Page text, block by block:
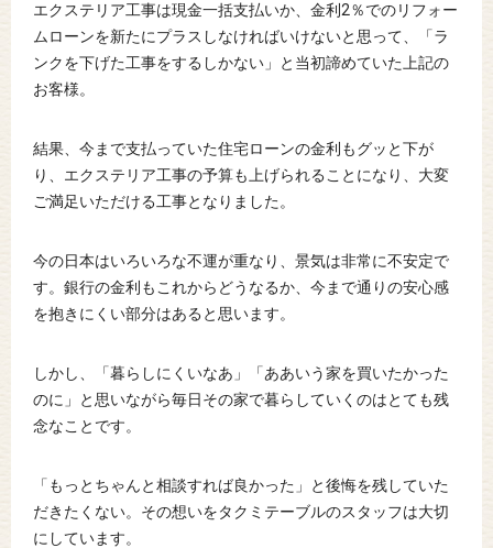
エクステリア工事は現金一括支払いか、金利2％でのリフォー
ムローンを新たにプラスしなければいけないと思って、「ラ
ンクを下げた工事をするしかない」と当初諦めていた上記の
お客様。
結果、今まで支払っていた住宅ローンの金利もグッと下が
り、エクステリア工事の予算も上げられることになり、大変
ご満足いただける工事となりました。
今の日本はいろいろな不運が重なり、景気は非常に不安定で
す。銀行の金利もこれからどうなるか、今まで通りの安心感
を抱きにくい部分はあると思います。
しかし、「暮らしにくいなあ」「ああいう家を買いたかった
のに」と思いながら毎日その家で暮らしていくのはとても残
念なことです。
「もっとちゃんと相談すれば良かった」と後悔を残していた
だきたくない。その想いをタクミテーブルのスタッフは大切
にしています。